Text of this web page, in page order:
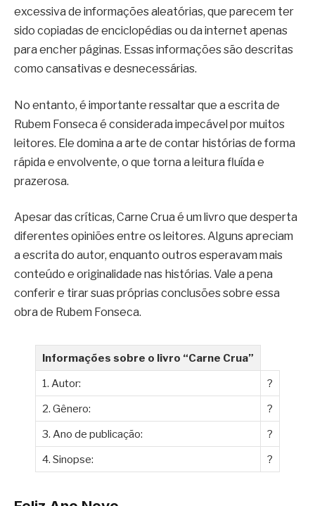
excessiva de informações aleatórias, que parecem ter
sido copiadas de enciclopédias ou da internet apenas
para encher páginas. Essas informações são descritas
como cansativas e desnecessárias.
No entanto, é importante ressaltar que a escrita de
Rubem Fonseca é considerada impecável por muitos
leitores. Ele domina a arte de contar histórias de forma
rápida e envolvente, o que torna a leitura fluída e
prazerosa.
Apesar das críticas, Carne Crua é um livro que desperta
diferentes opiniões entre os leitores. Alguns apreciam
a escrita do autor, enquanto outros esperavam mais
conteúdo e originalidade nas histórias. Vale a pena
conferir e tirar suas próprias conclusões sobre essa
obra de Rubem Fonseca.
Informações sobre o livro “Carne Crua”
1. Autor:
?
2. Gênero:
?
3. Ano de publicação:
?
4. Sinopse:
?